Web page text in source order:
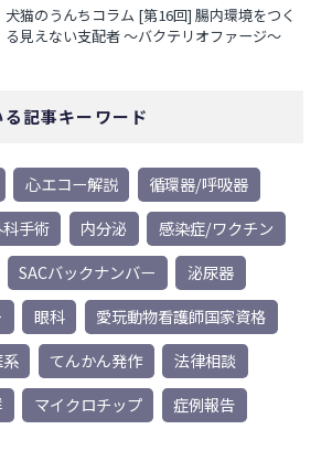
犬猫のうんちコラム [第16回] 腸内環境をつく
る見えない支配者 ～バクテリオファージ～
記事キーワード
心エコー解説
循環器/呼吸器
手術 内分泌
感染症/ワクチン
SACバックナンバー
泌尿器
眼科
愛玩動物看護師国家資格
てんかん発作
法律相談
マイクロチップ 症例報告